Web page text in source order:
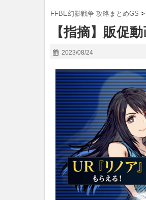
FFBE幻影戦争 攻略まとめGS >
【指摘】販促
2023/08/24